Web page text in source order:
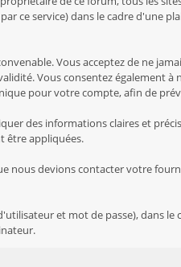
ce service) dans le cadre d'une
Vous acceptez de ne
Vous consentez également à
pour votre compte, afin de
des informations claires et
être appliquées.
nous devions contacter votre
et mot de passe), dans le